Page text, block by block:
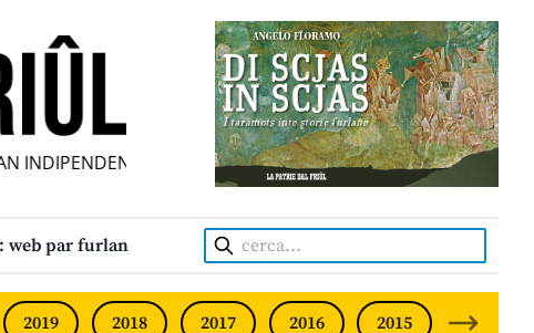
• INDEPENDENT FRIULIAN MONTHLY •
web par furlan Cerca:
2019 2018 2017 2016 2015 2014